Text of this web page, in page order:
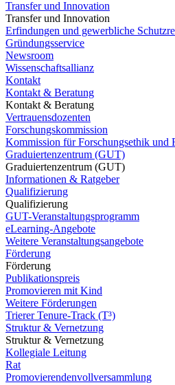
Transfer und Innovation
Transfer und Innovation
Erfindungen und gewerbliche
Gründungsservice
Newsroom
Wissenschaftsallianz
Kontakt
Kontakt & Beratung
Kontakt & Beratung
Vertrauensdozenten
Forschungskommission
Kommission für Forschungsethik und
Graduiertenzentrum (GUT)
Graduiertenzentrum (GUT)
Informationen & Ratgeber
Qualifizierung
Qualifizierung
GUT-Veranstaltungsprogramm
eLearning-Angebote
Weitere Veranstaltungsangebote
Förderung
Förderung
Publikationspreis
Promovieren mit Kind
Weitere Förderungen
Trierer Tenure-Track (T³)
Struktur & Vernetzung
Struktur & Vernetzung
Kollegiale Leitung
Rat
Promovierendenvollversammlung